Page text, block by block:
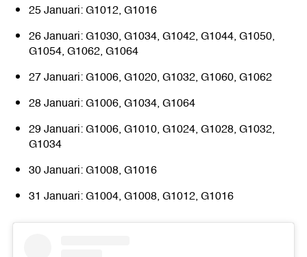
25 Januari: G1012, G1016
26 Januari: G1030, G1034, G1042, G1044, G1050,
G1054, G1062, G1064
27 Januari: G1006, G1020, G1032, G1060, G1062
28 Januari: G1006, G1034, G1064
29 Januari: G1006, G1010, G1024, G1028, G1032,
G1034
30 Januari: G1008, G1016
31 Januari: G1004, G1008, G1012, G1016